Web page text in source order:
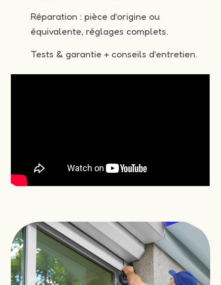
Réparation : pièce d’origine ou
équivalente, réglages complets.
Tests & garantie + conseils d’entretien.